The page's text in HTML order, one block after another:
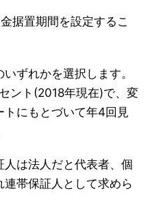
据置期間を設定するこ
ずれかを選択します。
ント(2018年現在)で、変
にもとづいて年4回見
は法人だと代表者、個
帯保証人として求めら